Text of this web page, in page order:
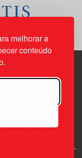
melhorar a
conteúdo
n.º 333H, esc.